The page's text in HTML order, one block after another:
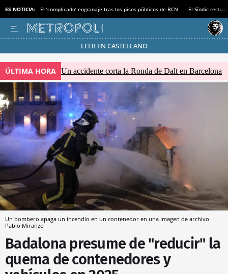
ES NOTICIA: El ‘complicado’ engranaje tras los pisos públicos de BCN El Síndic
LEER EN CASTELLANO
Pásate al MODO AHORRO
ÚLTIMA HORA Un accidente corta la Ronda de Dalt en Barcelona
Un bombero apaga un incendio en un contenedor en una imagen de archivo
Pablo Miranzo
Badalona presume de "reducir" la
quema de contenedores y